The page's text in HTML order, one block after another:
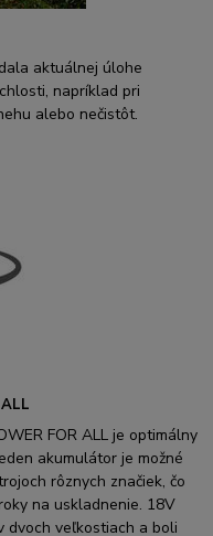
aktuálnej úlohe
napríklad pri
alebo nečistôt.
FOR ALL je optimálny
akumulátor je možné
rôznych značiek, čo
na uskladnenie. 18V
dvoch veľkostiach a boli